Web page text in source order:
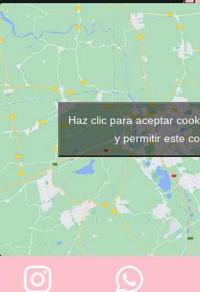
Haz clic para aceptar
y permitir este